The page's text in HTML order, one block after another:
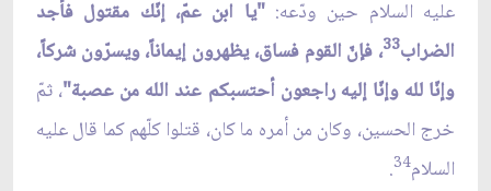
عليه السلام حين ودّعه:"يا ابن عمّ، إنّك مقتول فأجد
الضراب33، فإنّ القوم فساق، يظهرون إيماناً، ويسرّون شركاً،
وإنّا لله وإنّا إليه راجعون أحتسبكم عند الله من عصبة"، ثمّ
خرج الحسين، وكان من أمره ما كان، قتلوا كلّهم كما قال عليه
السلام34
.